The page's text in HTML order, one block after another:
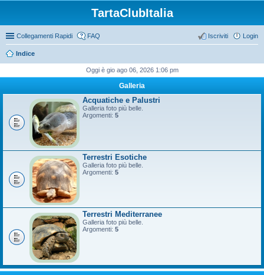
TartaClubItalia
Collegamenti Rapidi FAQ Login
Iscriviti
Indice
Oggi è gio ago 06, 2026 1:06 pm
Galleria
Acquatiche e Palustri
Galleria foto più belle.
Argomenti: 5
Terrestri Esotiche
Galleria foto più belle.
Argomenti: 5
Terrestri Mediterranee
Galleria foto più belle.
Argomenti: 5